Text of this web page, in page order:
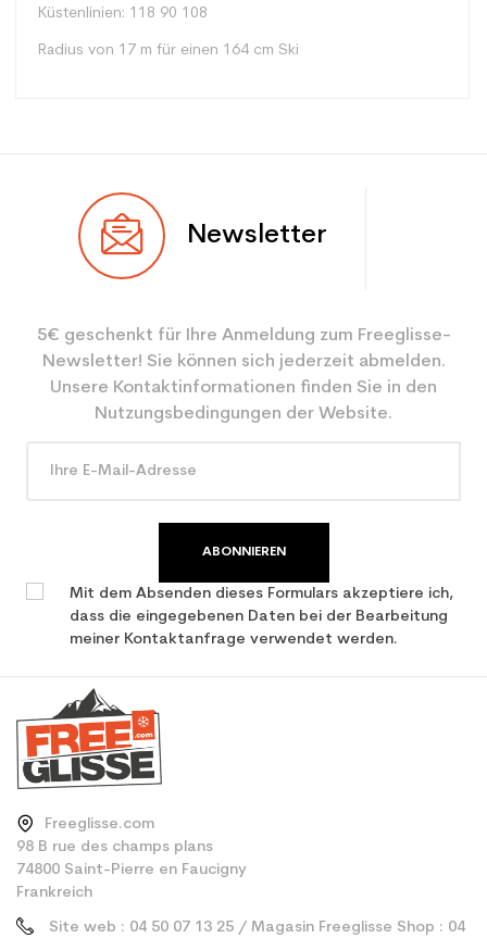
Küstenlinien: 118 90 108
Radius von 17 m für einen 164 cm Ski
Benutzer Gemischt
Farbe Orange
Benutzer - Konfigurator ein Mann
CO2-Einsparungen für
3.9
all mountain / allround
Newsletter
5€ geschenkt für Ihre Anmeldung zum Freeglisse-
Newsletter! Sie können sich jederzeit abmelden.
Unsere Kontaktinformationen finden Sie in den
Nutzungsbedingungen der Website.
ABONNIEREN
Mit dem Absenden dieses Formulars akzeptiere ich,
dass die eingegebenen Daten bei der Bearbeitung
meiner Kontaktanfrage verwendet werden.
Freeglisse.com
98 B rue des champs plans
74800 Saint-Pierre en Faucigny
Frankreich
Site web : 04 50 07 13 25 / Magasin Freeglisse Shop : 04